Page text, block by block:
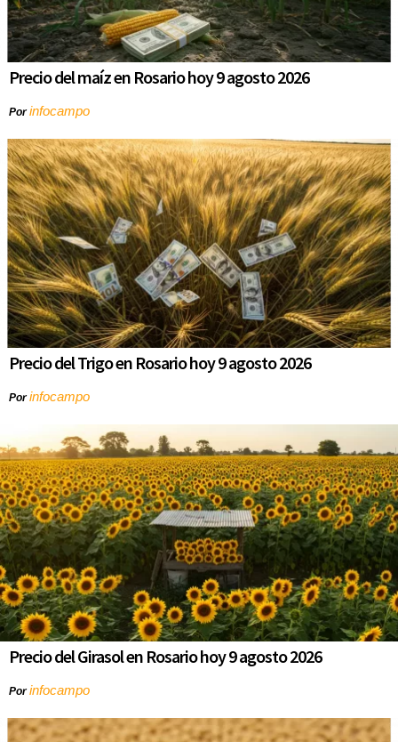
Precio del maíz en Rosario hoy 9 agosto 2026
Porinfocampo
Precio del Trigo en Rosario hoy 9 agosto 2026
Porinfocampo
Precio del Girasol en Rosario hoy 9 agosto 2026
Porinfocampo